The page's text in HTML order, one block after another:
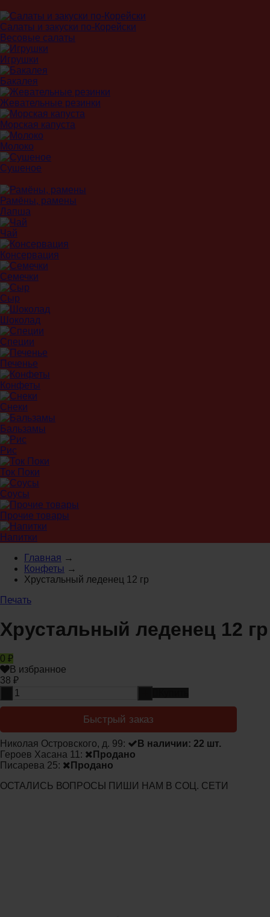
Салаты и закуски по-Корейски
Весовые салаты
Игрушки
Бакалея
Жевательные резинки
Морская капуста
Молоко
Сушеное
Рамёны, рамены
Лапша
Чай
Консервация
Семечки
Сыр
Шоколад
Специи
Печенье
Конфеты
Снеки
Бальзамы
Рис
Ток Поки
Соусы
Прочие товары
Напитки
Главная →
Конфеты →
Хрустальный леденец 12 гр
Печать
Хрустальный леденец 12 гр
0 ₽
В избранное
38 ₽
Быстрый заказ
Николая Островского, д. 99:
В наличии: 22 шт.
Героев Хасана 11:
Продано
Писарева 25:
Продано
ОСТАЛИСЬ ВОПРОСЫ ПИШИ НАМ В СОЦ. СЕТИ